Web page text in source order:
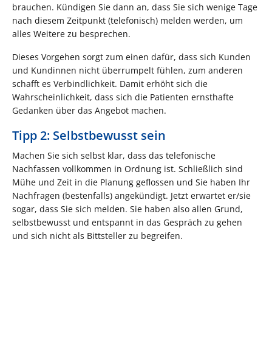
brauchen. Kündigen Sie dann an, dass Sie sich wenige Tage
nach diesem Zeitpunkt (telefonisch) melden werden, um
alles Weitere zu besprechen.
Dieses Vorgehen sorgt zum einen dafür, dass sich Kunden
und Kundinnen nicht überrumpelt fühlen, zum anderen
schafft es Verbindlichkeit. Damit erhöht sich die
Wahrscheinlichkeit, dass sich die Patienten ernsthafte
Gedanken über das Angebot machen.
Tipp 2: Selbstbewusst sein
Machen Sie sich selbst klar, dass das telefonische
Nachfassen vollkommen in Ordnung ist. Schließlich sind
Mühe und Zeit in die Planung geflossen und Sie haben Ihr
Nachfragen (bestenfalls) angekündigt. Jetzt erwartet er/sie
sogar, dass Sie sich melden. Sie haben also allen Grund,
selbstbewusst und entspannt in das Gespräch zu gehen
und sich nicht als Bittsteller zu begreifen.